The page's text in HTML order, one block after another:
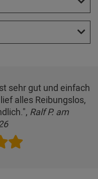
sehr gut und einfach
alles Reibungslos,
Ralf P. am